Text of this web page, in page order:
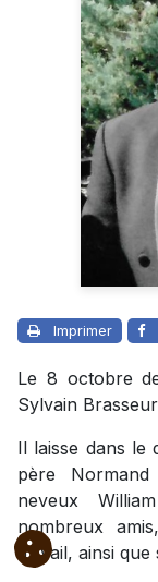
Imprimer
Le 8 octobre
Sylvain
Il laisse dans le
père
neveux
nombreux
travail, ainsi